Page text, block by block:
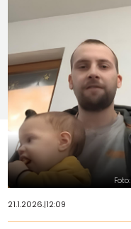
21.1.2026.|12:09